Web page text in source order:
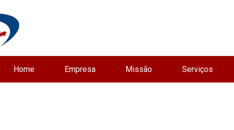
Home Empresa Missão Serviços